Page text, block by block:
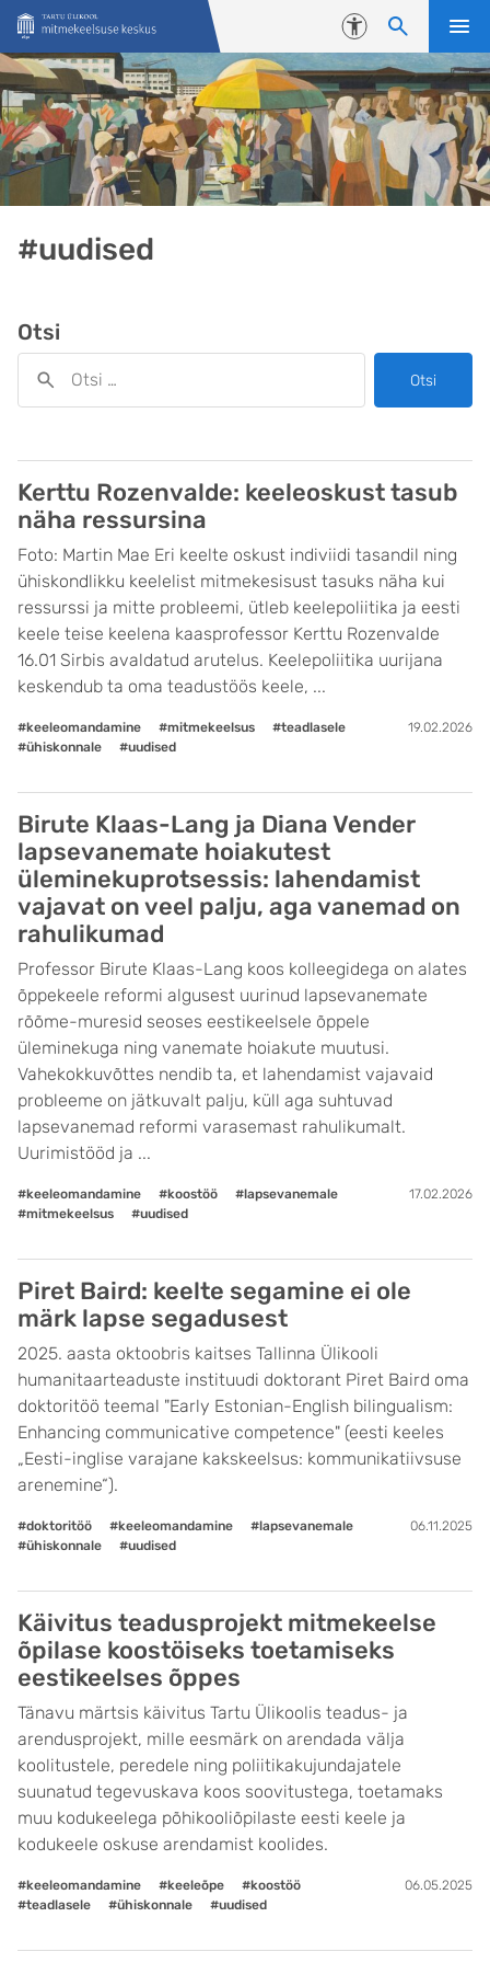
Liigu edasi põhisisu juurde
Juurdepääsetavus
#uudised
Otsi
Otsi
Kerttu Rozenvalde: keeleoskust tasub
näha ressursina
Foto: Martin Mae Eri keelte oskust indiviidi tasandil ning
ühiskondlikku keelelist mitmekesisust tasuks näha kui
ressurssi ja mitte probleemi, ütleb keelepoliitika ja eesti
keele teise keelena kaasprofessor Kerttu Rozenvalde
16.01 Sirbis avaldatud arutelus. Keelepoliitika uurijana
keskendub ta oma teadustöös keele, ...
#keeleomandamine #mitmekeelsus
#teadlasele
#ühiskonnale
#uudised
19.02.2026
Birute Klaas-Lang ja Diana Vender
lapsevanemate hoiakutest
üleminekuprotsessis: lahendamist
vajavat on veel palju, aga vanemad on
rahulikumad
Professor Birute Klaas-Lang koos kolleegidega on alates
õppekeele reformi algusest uurinud lapsevanemate
rõõme-muresid seoses eestikeelsele õppele
üleminekuga ning vanemate hoiakute muutusi.
Vahekokkuvõttes nendib ta, et lahendamist vajavaid
probleeme on jätkuvalt palju, küll aga suhtuvad
lapsevanemad reformi varasemast rahulikumalt.
Uurimistööd ja ...
#keeleomandamine #koostöö
#lapsevanemale
#mitmekeelsus
#uudised
17.02.2026
Piret Baird: keelte segamine ei ole
märk lapse segadusest
2025. aasta oktoobris kaitses Tallinna Ülikooli
humanitaarteaduste instituudi doktorant Piret Baird oma
doktoritöö teemal "Early Estonian-English bilingualism:
Enhancing communicative competence" (eesti keeles
„Eesti-inglise varajane kakskeelsus: kommunikatiivsuse
arenemine“).
#doktoritöö #keeleomandamine
#lapsevanemale
#ühiskonnale
#uudised
06.11.2025
Käivitus teadusprojekt mitmekeelse
õpilase koostöiseks toetamiseks
eestikeelses õppes
Tänavu märtsis käivitus Tartu Ülikoolis teadus- ja
arendusprojekt, mille eesmärk on arendada välja
koolitustele, peredele ning poliitikakujundajatele
suunatud tegevuskava koos soovitustega, toetamaks
muu kodukeelega põhikooliõpilaste eesti keele ja
kodukeele oskuse arendamist koolides.
#keeleomandamine #keeleõpe
#koostöö
#teadlasele
#ühiskonnale #uudised
06.05.2025